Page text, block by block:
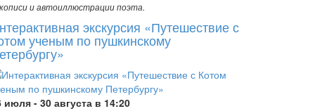
и автоиллюстрации поэта.
экскурсия «Путешествие с
ученым по пушкинскому
июля - 30 августа в 14:20